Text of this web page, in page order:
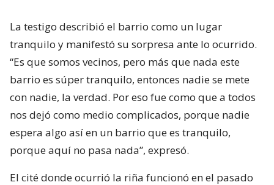
La testigo describió el barrio como un lugar
tranquilo y manifestó su sorpresa ante lo ocurrido.
“Es que somos vecinos, pero más que nada este
barrio es súper tranquilo, entonces nadie se mete
con nadie, la verdad. Por eso fue como que a todos
nos dejó como medio complicados, porque nadie
espera algo así en un barrio que es tranquilo,
porque aquí no pasa nada”, expresó.
El cité donde ocurrió la riña funcionó en el pasado